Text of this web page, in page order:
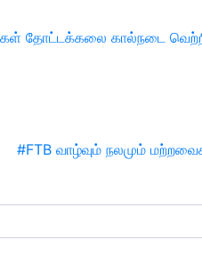
தோட்டக்கலை கால்நடை
#FTB வாழ்வும் நலமும்